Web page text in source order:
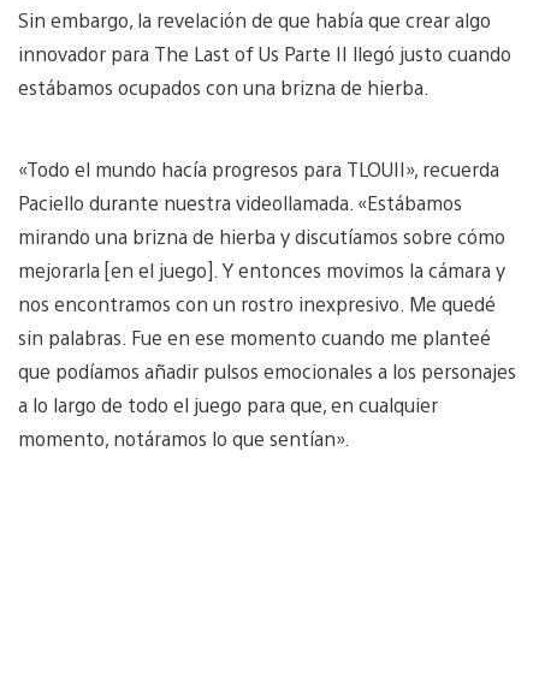
Sin embargo, la revelación de que había que crear algo
innovador para The Last of Us Parte II llegó justo cuando
estábamos ocupados con una brizna de hierba.
«Todo el mundo hacía progresos para TLOUII», recuerda
Paciello durante nuestra videollamada. «Estábamos
mirando una brizna de hierba y discutíamos sobre cómo
mejorarla [en el juego]. Y entonces movimos la cámara y
nos encontramos con un rostro inexpresivo. Me quedé
sin palabras. Fue en ese momento cuando me planteé
que podíamos añadir pulsos emocionales a los personajes
a lo largo de todo el juego para que, en cualquier
momento, notáramos lo que sentían».